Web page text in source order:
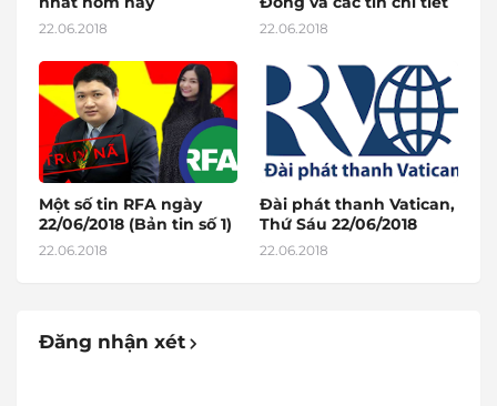
22.06.2018 22.06.2018
Một số tin RFA ngày
22/06/2018 (Bản tin số 1)
22.06.2018
Đài phát thanh Vatican,
Thứ Sáu 22/06/2018
22.06.2018
Đăng nhận xét